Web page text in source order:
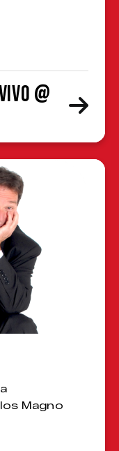
@
Magno